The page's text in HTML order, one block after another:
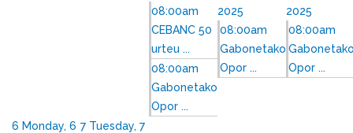
08:00am
CEBANC 50
urteu ...
08:00am
Gabonetako
Opor ...
2025
08:00am
Gabonetako
Opor ...
2025
08:00am
Opor ...
6 Monday, 6 7 Tuesday, 7